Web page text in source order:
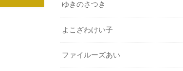
ゆきのさつき
よこざわけい子
ファイルーズあい